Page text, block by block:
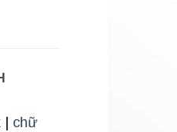
| chữ